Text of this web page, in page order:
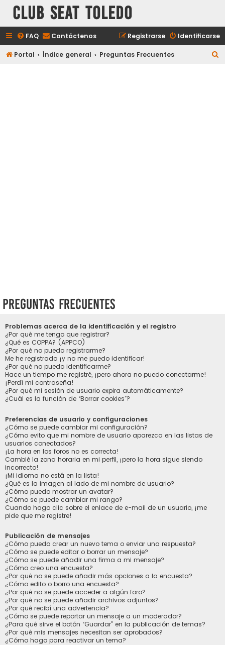
Club Seat Toledo
FAQ Contáctenos Identificarse
Registrarse
Portal Índice general Preguntas Frecuentes
Preguntas Frecuentes
Problemas acerca de la identificación y el registro
¿Por qué me tengo que registrar?
¿Qué es COPPA? (APPCO)
¿Por qué no puedo registrarme?
Me he registrado ¡y no me puedo identificar!
¿Por qué no puedo identificarme?
Hace un tiempo me registré, ¡pero ahora no puedo conectarme!
¡Perdí mi contraseña!
¿Por qué mi sesión de usuario expira automáticamente?
¿Cuál es la función de “Borrar cookies”?
Preferencias de usuario y configuraciones
¿Cómo se puede cambiar mi configuración?
¿Cómo evito que mi nombre de usuario aparezca en las listas de
usuarios conectados?
¡La hora en los foros no es correcta!
Cambié la zona horaria en mi perfil, ¡pero la hora sigue siendo
incorrecto!
¡Mi idioma no está en la lista!
¿Qué es la imagen al lado de mi nombre de usuario?
¿Cómo puedo mostrar un avatar?
¿Cómo se puede cambiar mi rango?
Cuando hago clic sobre el enlace de e-mail de un usuario, ¡me
pide que me registre!
Publicación de mensajes
¿Cómo puedo crear un nuevo tema o enviar una respuesta?
¿Cómo se puede editar o borrar un mensaje?
¿Cómo se puede añadir una firma a mi mensaje?
¿Cómo creo una encuesta?
¿Por qué no se puede añadir más opciones a la encuesta?
¿Cómo edito o borro una encuesta?
¿Por qué no se puede acceder a algún foro?
¿Por qué no se puede añadir archivos adjuntos?
¿Por qué recibí una advertencia?
¿Cómo se puede reportar un mensaje a un moderador?
¿Para qué sirve el botón “Guardar” en la publicación de temas?
¿Por qué mis mensajes necesitan ser aprobados?
¿Cómo hago para reactivar un tema?